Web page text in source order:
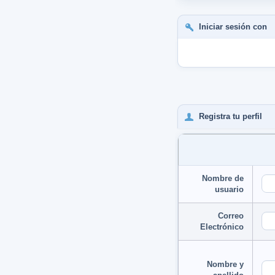
Iniciar sesión con
Registra tu perfil
Nombre de
usuario
Correo
Electrónico
Nombre y